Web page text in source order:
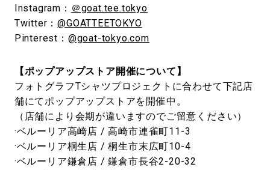
Instagram： ＠goat.tee.tokyo
Twitter：@GOATTEETOKYO
Pinterest： @goat-tokyo.com
【ポップアップストア開催について】
フォトグラフTシャツプロジェクトに合わせて下記店
舗にてポップアップストアを開催中。
（店舗により会期が違いますのでご留意ください）
·ベルーリア高崎店 / 高崎市連雀町11-3
·ベルーリア桐生店 / 桐生市末広町10-4
·ベルーリア鎌倉店 / 鎌倉市長谷2-20-32